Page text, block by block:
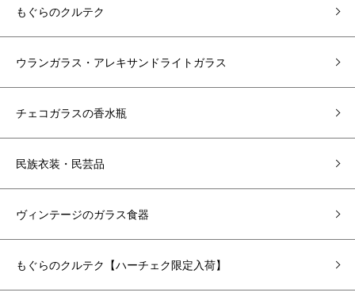
もぐらのクルテク
ウランガラス・アレキサンドライトガラス
チェコガラスの香水瓶
民族衣装・民芸品
ヴィンテージのガラス食器
もぐらのクルテク【ハーチェク限定入荷】